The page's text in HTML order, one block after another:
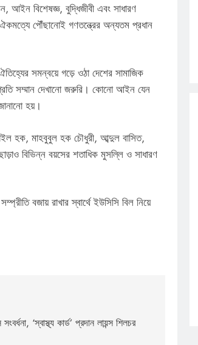
আইন বিশেষজ্ঞ, বুদ্ধিজীবী এবং সাধারণ
ঐকমত্যে পৌঁছানোই গণতন্ত্রের অন্যতম প্রধান
সমন্বয়ে গড়ে ওঠা দেশের সামাজিক
সম্মান দেখানো জরুরি। কোনো আইন যেন
হয়।
হক, মাহবুবুল হক চৌধুরী, আব্দুল বাসিত,
বিভিন্ন বয়সের শতাধিক মুসল্লি ও সাধারণ
বজায় রাখার স্বার্থে ইউসিসি বিল নিয়ে
‘স্বাস্থ্য কার্ড’ প্রদান লায়ন্স শিলচর